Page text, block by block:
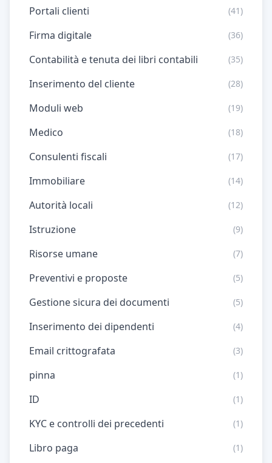
Portali clienti (41)
Firma digitale (36)
Contabilità e tenuta dei libri contabili (35)
Inserimento del cliente (28)
Moduli web (19)
Medico (18)
Consulenti fiscali (17)
Immobiliare (14)
Autorità locali (12)
Istruzione (9)
Risorse umane (7)
Preventivi e proposte (5)
Gestione sicura dei documenti (5)
Inserimento dei dipendenti (4)
Email crittografata (3)
pinna (1)
ID (1)
KYC e controlli dei precedenti (1)
Libro paga (1)